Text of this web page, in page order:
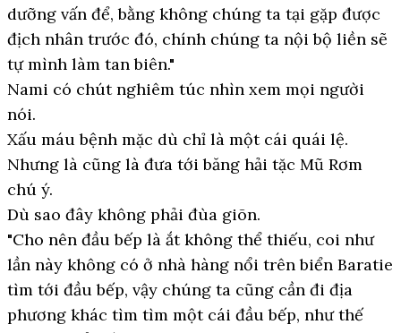
dưỡng vấn để, bằng không chúng ta tại gặp được
địch nhân trước đó, chính chúng ta nội bộ liền sẽ
tự mình làm tan biên."
Nami có chút nghiêm túc nhìn xem mọi người
nói.
Xấu máu bệnh mặc dù chỉ là một cái quái lệ.
Nhưng là cũng là đưa tới băng hải tặc Mũ Rơm
chú ý.
Dù sao đây không phải đùa giõn.
"Cho nên đầu bếp là ắt không thể thiếu, coi như
lần này không có ở nhà hàng nổi trên biển Baratie
tìm tới đầu bếp, vậy chúng ta cũng cần đi địa
phương khác tìm tìm một cái đầu bếp, như thế